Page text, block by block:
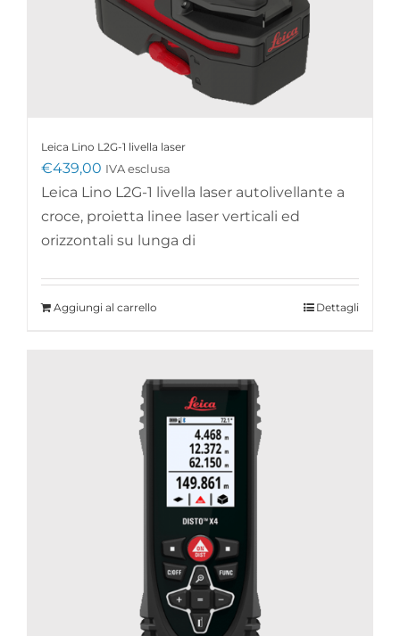
Leica Lino L2G-1 livella laser
€439,00 IVA esclusa
Leica Lino L2G-1 livella laser autolivellante a
croce, proietta linee laser verticali ed
orizzontali su lunga di
Aggiungi al carrello Dettagli